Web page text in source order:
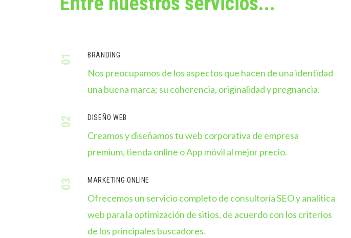
01 BRANDING
Nos preocupamos de los aspectos que hacen de una identidad
una buena marca; su coherencia, originalidad y pregnancia.
02 DISEÑO WEB
Creamos y diseñamos tu web corporativa de empresa
premium, tienda online o App móvil al mejor precio.
03 MARKETING ONLINE
Ofrecemos un servicio completo de consultoría SEO y analítica
web para la optimización de sitios, de acuerdo con los criterios
de los principales buscadores.